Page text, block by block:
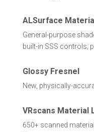
ALSurface
General-purpose
built-in SSS controls;
Glossy Fresnel
New, physically-
VRscans Material
650+ scanned